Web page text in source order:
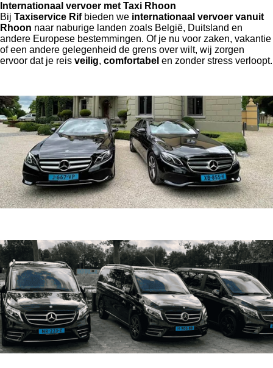
Internationaal vervoer met Taxi Rhoon
Bij Taxiservice Rifbieden we internationaal vervoer vanuit
Rhoon naar naburige landen zoals België, Duitsland en
andere Europese bestemmingen. Of je nu voor zaken, vakantie
of een andere gelegenheid de grens over wilt, wij zorgen
ervoor dat je reis veilig, comfortabel en zonder stress verloopt.